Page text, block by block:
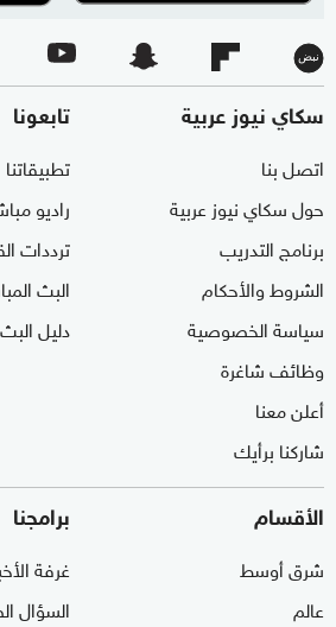
سكاي نيوز عربية
اتصل بنا
حول سكاي نيوز عربية
برنامج التدريب
الشروط والأحكام
سياسة الخصوصية
وظائف شاغرة
أعلن معنا
شاركنا برأيك
تابعونا
تطبيقاتنا
راديو
ترددات
البث
دليل البث
الأقسام
شرق أوسط
عالم
برامجنا
غرفة
السؤال